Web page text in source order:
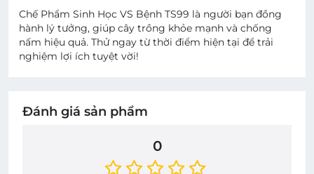
Chế Phẩm Sinh Học VS Bệnh TS99 là người bạn đồng
hành lý tưởng, giúp cây trồng khỏe mạnh và chống
nấm hiệu quả. Thử ngay từ thời điểm hiện tại để trải
nghiệm lợi ích tuyệt vời!
Đánh giá sản phẩm
0